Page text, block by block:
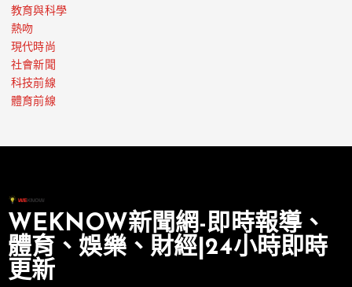
教育與科學
熱吻
現代時尚
社會新聞
科技前線
體育前線
WEKNOW新聞網-即時報導、
體育、娛樂、財經|24小時即時
更新